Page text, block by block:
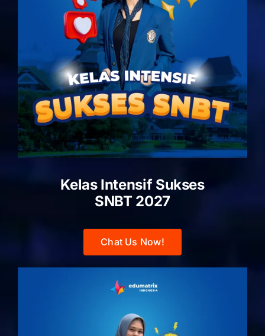
Kelas Intensif Sukses
SNBT 2027
Chat Us Now!